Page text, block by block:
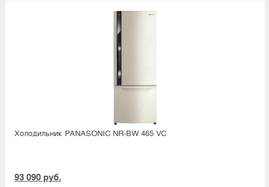
Холодильник PANASONIC NR-BW 465 VC
93 090 руб.